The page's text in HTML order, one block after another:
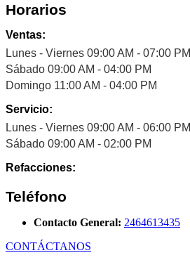
Horarios
Ventas:
Lunes - Viernes 09:00 AM - 07:00 PM
Sábado 09:00 AM - 04:00 PM
Domingo 11:00 AM - 04:00 PM
Servicio:
Lunes - Viernes 09:00 AM - 06:00 PM
Sábado 09:00 AM - 02:00 PM
Refacciones:
Teléfono
Contacto General: 2464613435
CONTÁCTANOS